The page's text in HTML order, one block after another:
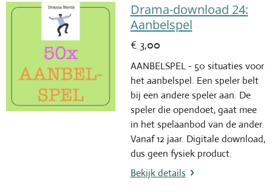
Drama-download 24:
Aanbelspel
€ 3,00
AANBELSPEL - 50 situaties voor
het aanbelspel. Een speler belt
bij een andere speler aan. De
speler die opendoet, gaat mee
in het spelaanbod van de ander.
Vanaf 12 jaar. Digitale download,
dus geen fysiek product.
Bekijk details